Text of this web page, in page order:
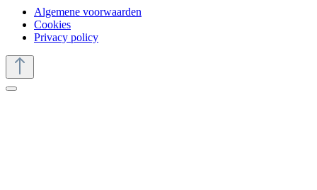
Algemene voorwaarden
Cookies
Privacy policy